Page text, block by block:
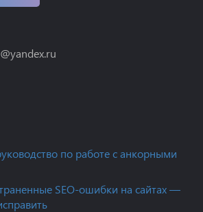
по работе с анкорными
SEO-ошибки на сайтах —